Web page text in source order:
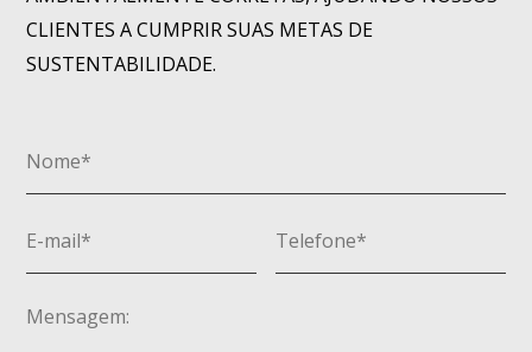
CLIENTES A CUMPRIR SUAS METAS DE
SUSTENTABILIDADE.